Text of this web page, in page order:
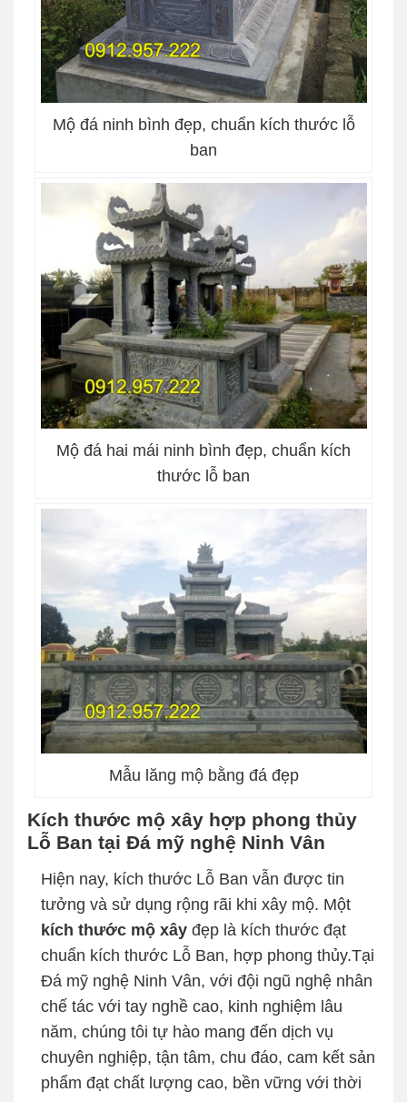
Mộ đá ninh bình đẹp, chuẩn kích thước lỗ
ban
Mộ đá hai mái ninh bình đẹp, chuẩn kích
thước lỗ ban
Mẫu lăng mộ bằng đá đẹp
Kích thước mộ xây hợp phong thủy
Lỗ Ban tại Đá mỹ nghệ Ninh Vân
Hiện nay, kích thước Lỗ Ban vẫn được tin
tưởng và sử dụng rộng rãi khi xây mộ. Một
kích thước mộ xây đẹp là kích thước đạt
chuẩn kích thước Lỗ Ban, hợp phong thủy.Tại
Đá mỹ nghệ Ninh Vân, với đội ngũ nghệ nhân
chế tác với tay nghề cao, kinh nghiệm lâu
năm, chúng tôi tự hào mang đến dịch vụ
chuyên nghiệp, tận tâm, chu đáo, cam kết sản
phẩm đạt chất lượng cao, bền vững với thời